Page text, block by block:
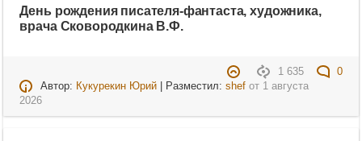
День рождения писателя-фантаста, художника,
врача Сковородкина В.Ф.
1 635
0
Автор: Кукурекин Юрий| Разместил: shefот 1 августа
2026